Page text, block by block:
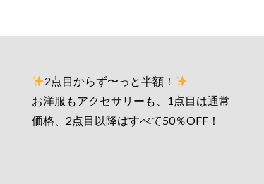
2点目からず〜っと半額！
お洋服もアクセサリーも、1点目は通常
価格、2点目以降はすべて50％OFF！